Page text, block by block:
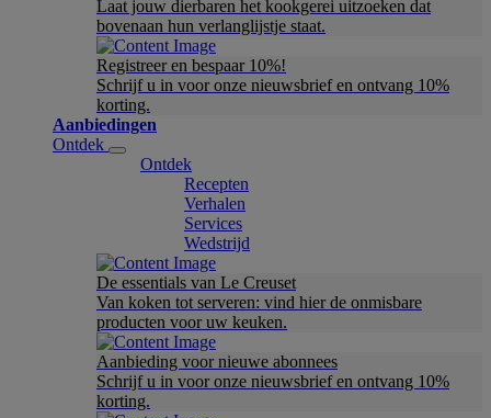
Laat jouw dierbaren het kookgerei uitzoeken dat
bovenaan hun verlanglijstje staat.
Registreer en bespaar 10%!
Schrijf u in voor onze nieuwsbrief en ontvang 10%
korting.
Aanbiedingen
Ontdek
Ontdek
Recepten
Verhalen
Services
Wedstrijd
De essentials van Le Creuset
Van koken tot serveren: vind hier de onmisbare
producten voor uw keuken.
Aanbieding voor nieuwe abonnees
Schrijf u in voor onze nieuwsbrief en ontvang 10%
korting.